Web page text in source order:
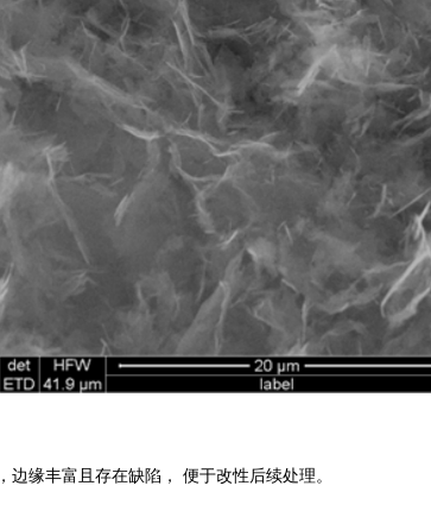
边缘丰富且存在缺陷， 便于改性后续处理。